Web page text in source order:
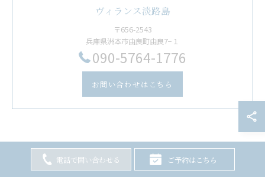
ヴィランス淡路島
〒656-2543
兵庫県洲本市由良町由良7−１
​090-5764-1776
お問い合わせはこちら
電話で問い合わせる ご予約はこちら